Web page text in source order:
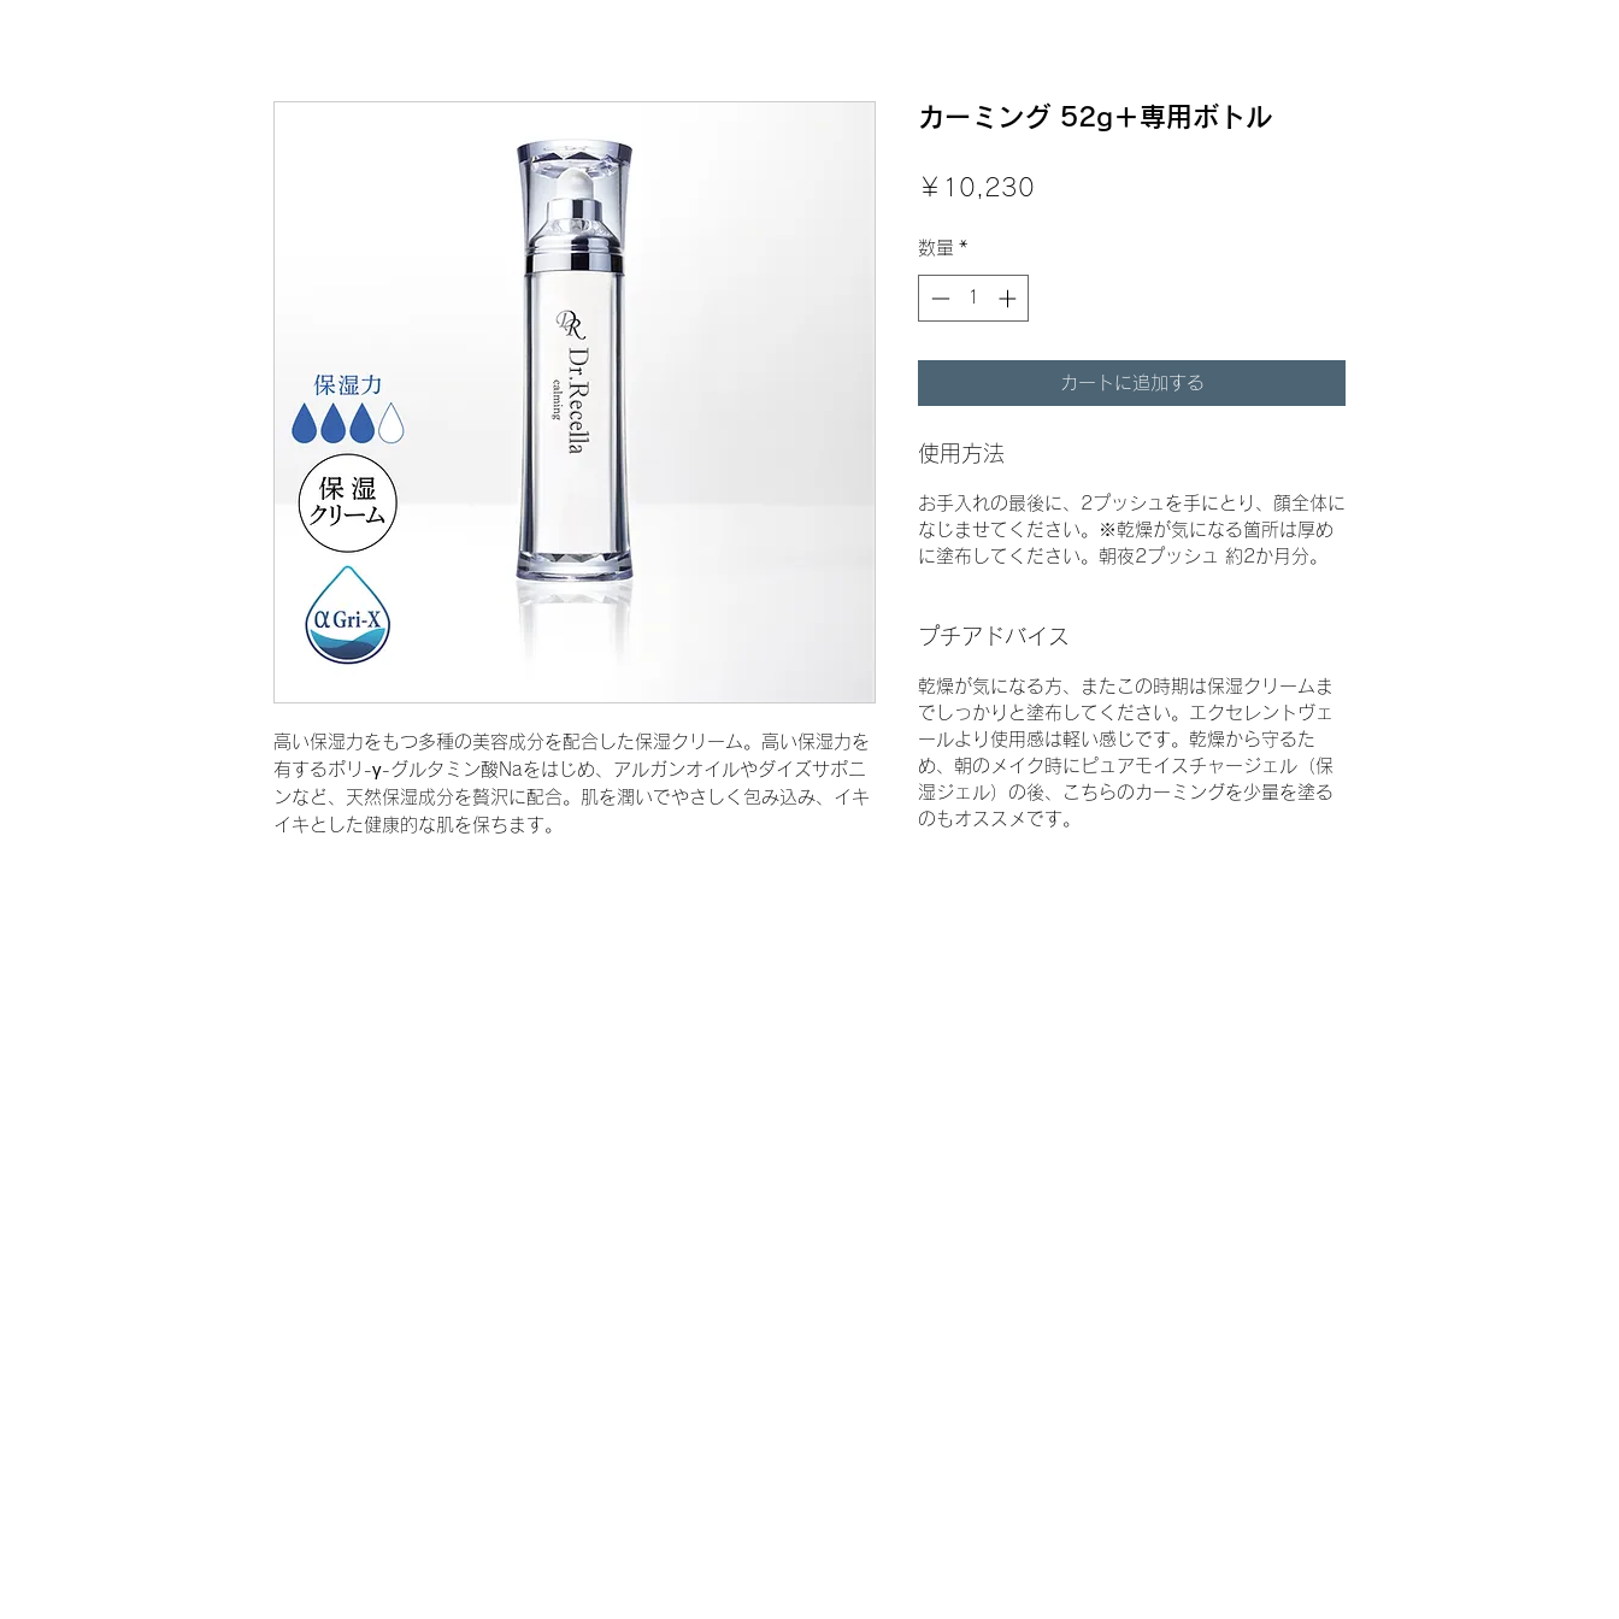
高い保湿力をもつ多種の美容成分を配合した保湿クリーム。高い保湿力を
有するポリ-γ-グルタミン酸Naをはじめ、アルガンオイルやダイズサポニ
ンなど、天然保湿成分を贅沢に配合。肌を潤いでやさしく包み込み、イキ
イキとした健康的な肌を保ちます。
カーミング 52g＋専用ボトル
￥10,230
数量 *
カートに追加する
使用方法
お手入れの最後に、2プッシュを手にとり、顔全体に
なじませてください。※乾燥が気になる箇所は厚め
に塗布してください。朝夜2プッシュ 約2か月分。
プチアドバイス
乾燥が気になる方、またこの時期は保湿クリームま
でしっかりと塗布してください。エクセレントヴェ
ールより使用感は軽い感じです。乾燥から守るた
め、朝のメイク時にピュアモイスチャージェル（保
湿ジェル）の後、こちらのカーミングを少量を塗る
のもオススメです。